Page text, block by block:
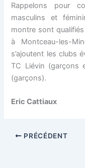
Rappelons pour
masculins et
montre sont
à Montceau-les-
s’ajoutent les clubs
TC Liévin (garçons
(garçons).
Eric Cattiaux
PRÉCÉDENT